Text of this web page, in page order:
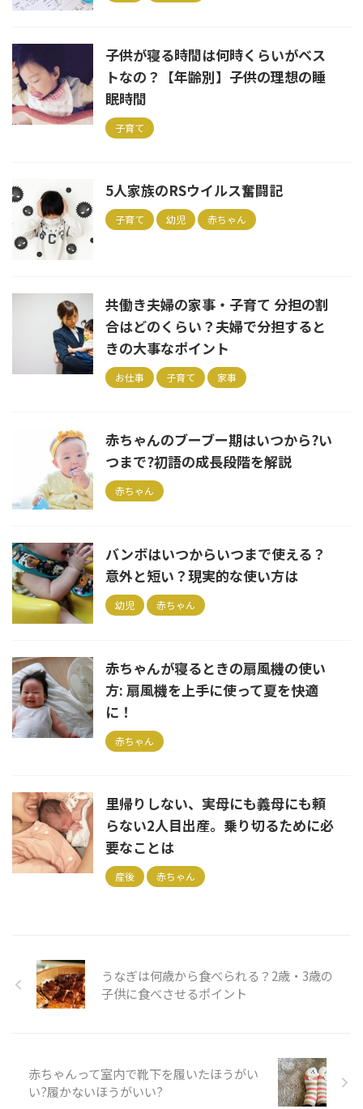
子供が寝る時間は何時くらいがベス
トなの？【年齢別】子供の理想の睡
眠時間
子育て
5人家族のRSウイルス奮闘記
子育て 幼児 赤ちゃん
共働き夫婦の家事・子育て 分担の割
合はどのくらい？夫婦で分担すると
きの大事なポイント
お仕事 子育て 家事
赤ちゃんのブーブー期はいつから?い
つまで?初語の成長段階を解説
赤ちゃん
バンボはいつからいつまで使える？
意外と短い？現実的な使い方は
幼児 赤ちゃん
赤ちゃんが寝るときの扇風機の使い
方: 扇風機を上手に使って夏を快適
に！
赤ちゃん
里帰りしない、実母にも義母にも頼
らない2人目出産。乗り切るために必
要なことは
産後 赤ちゃん
うなぎは何歳から食べられる？2歳・3歳の
子供に食べさせるポイント
赤ちゃんって室内で靴下を履いたほうがい
い?履かないほうがいい?